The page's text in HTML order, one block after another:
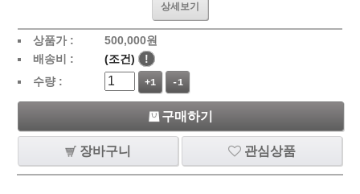
상세보기
상품가 : 500,000원
배송비 :
(조건)
!
수량 :
+1 -1
구매하기
장바구니 관심상품